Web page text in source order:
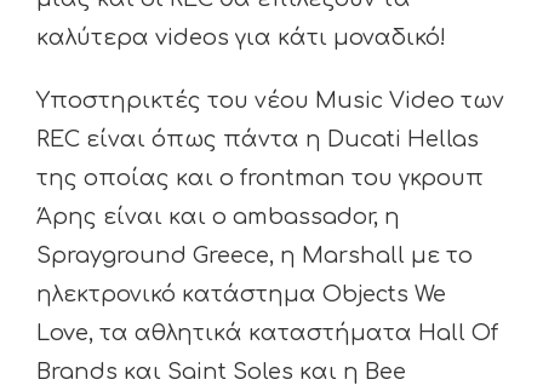
καλύτερα videos για κάτι μοναδικό!
Υποστηρικτές του νέου Music Video των
REC είναι όπως πάντα η Ducati Hellas
της οποίας και ο frontman του γκρουπ
Άρης είναι και ο ambassador, η
Sprayground Greece, η Marshall με το
ηλεκτρονικό κατάστημα Objects We
Love, τα αθλητικά καταστήματα Hall Of
Brands και Saint Soles και η Bee